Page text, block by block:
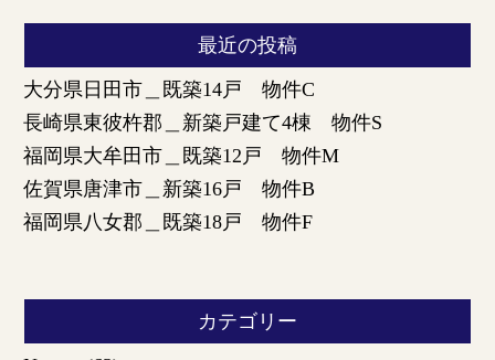
最近の投稿
大分県日田市＿既築14戸 物件C
長崎県東彼杵郡＿新築戸建て4棟 物件S
福岡県大牟田市＿既築12戸 物件M
佐賀県唐津市＿新築16戸 物件B
福岡県八女郡＿既築18戸 物件F
カテゴリー